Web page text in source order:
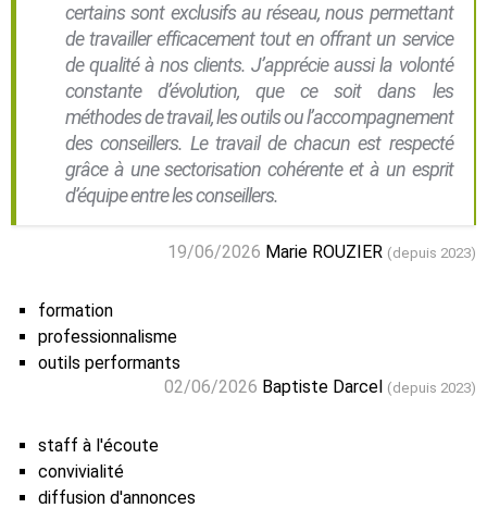
certains sont exclusifs au réseau, nous permettant
de travailler efficacement tout en offrant un service
de qualité à nos clients. J’apprécie aussi la volonté
constante d’évolution, que ce soit dans les
méthodes de travail, les outils ou l’accompagnement
des conseillers. Le travail de chacun est respecté
grâce à une sectorisation cohérente et à un esprit
d’équipe entre les conseillers.
19/06/2026 Marie ROUZIER (depuis 2023)
formation
professionnalisme
outils performants
02/06/2026 Baptiste Darcel (depuis 2023)
staff à l'écoute
convivialité
diffusion d'annonces